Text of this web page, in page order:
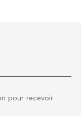
pour recevoir